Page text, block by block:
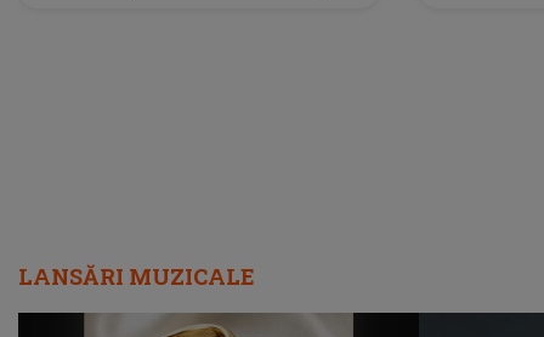
LANSĂRI MUZICALE